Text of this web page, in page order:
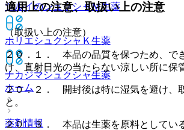
ツルイのシュクシャＭ生薬
ホリエシュクシャＫ 生薬
ナカジマシュクシャ生薬
ホーム
薬剤情報
適用上の注意、取扱い上の注意
（取扱い上の注意）
２０．１． 本品の品質を保つため、で
け、直射日光の当たらない涼しい所に保
２０．２． 開封後は特に湿気を避け、
と。
２０．３． 本品は生薬を原料としてい